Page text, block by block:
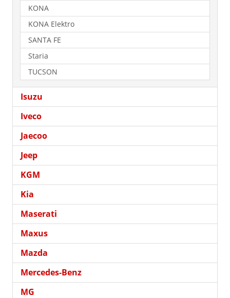
KONA
KONA Elektro
SANTA FE
Staria
TUCSON
Isuzu
Iveco
Jaecoo
Jeep
KGM
Kia
Maserati
Maxus
Mazda
Mercedes-Benz
MG